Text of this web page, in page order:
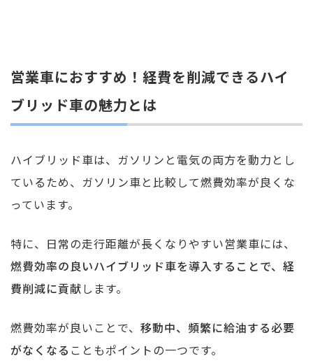
営業車におすすめ！経費を削減できるハイ
ブリッド車の魅力とは
ハイブリッド車は、ガソリンと電気の両方を動力とし
ているため、ガソリン車と比較して燃費効率が良くな
っています。
特に、日常の走行距離が長くなりやすい営業車には、
燃費効率の良いハイブリッド車を導入することで、経
費削減に貢献します。
燃費効率が良いことで、 移動中、頻繁に給油する必要
がなくなる こともポイントの一つです。